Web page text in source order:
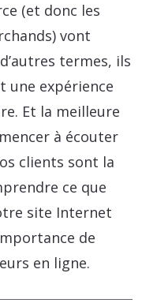
(et donc les
vont
termes, ils
une expérience
Et la meilleure
à écouter
clients sont la
ce que
site Internet
de
en ligne.